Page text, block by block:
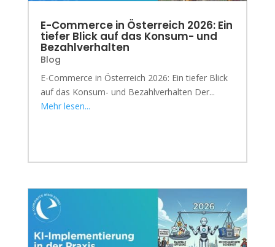
E-Commerce in Österreich 2026: Ein
tiefer Blick auf das Konsum- und
Bezahlverhalten
Blog
E-Commerce in Österreich 2026: Ein tiefer Blick
auf das Konsum- und Bezahlverhalten Der...
Mehr lesen...